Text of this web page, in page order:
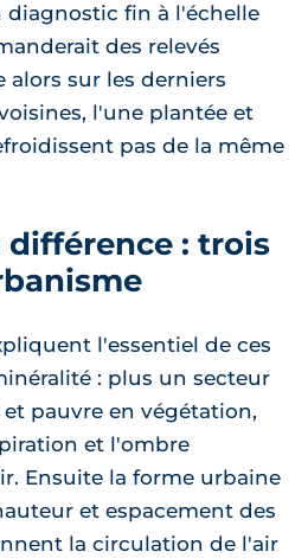
fin à l'échelle
des relevés
alors sur les derniers
l'une plantée et
pas de la même
différence : trois
l'essentiel de ces
: plus un secteur
pauvre en végétation,
et l'ombre
Ensuite la forme urbaine
et espacement des
la circulation de l'air